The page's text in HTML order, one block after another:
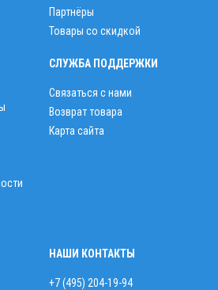
Партнёры
Товары со скидкой
СЛУЖБА ПОДДЕРЖКИ
Связаться с нами
Возврат товара
Карта сайта
НАШИ КОНТАКТЫ
+7 (495) 204-19-94